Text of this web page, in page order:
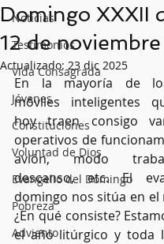
Noticias
Testimonios
Vida Consagrada
Jóvenes
Constituciones
Voluntad de Dios
Evangelio del Domingo
Pobreza
Adviento
Domingo XXXII
12 de noviembre
Actualizado: 23 dic 2025
En la mayoría de
móviles inteligentes
hoy traen consigo
operativos de
avión, modo
descanso, etc. El
domingo nos sitúa en el
¿En qué consiste?
el año litúrgico y toda